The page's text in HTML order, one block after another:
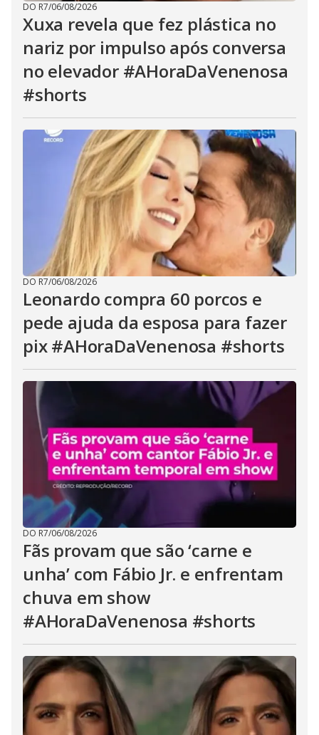
DO R7/06/08/2026
Xuxa revela que fez plástica no
nariz por impulso após conversa
no elevador #AHoraDaVenenosa
#shorts
DO R7/06/08/2026
Leonardo compra 60 porcos e
pede ajuda da esposa para fazer
pix #AHoraDaVenenosa #shorts
DO R7/06/08/2026
Fãs provam que são ‘carne e
unha’ com Fábio Jr. e enfrentam
chuva em show
#AHoraDaVenenosa #shorts